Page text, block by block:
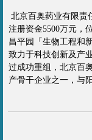
北京百奥药业有限责
注册资金5500万元，
昌平园「生物工程和
致力于科技创新及产
过成功重组，北京百
产骨干企业之一，与